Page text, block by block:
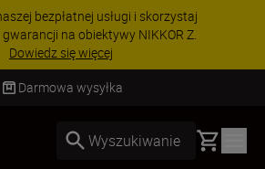
bezpłatnej usługi i skorzystaj
na obiektywy NIKKOR Z.
Dowiedz się więcej
Darmowa wysyłka
Wyszukiwanie Basket